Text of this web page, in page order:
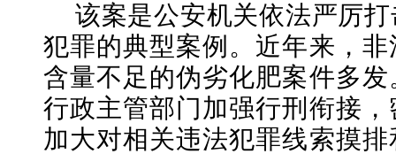
该案是公安机关依法严厉
犯罪的典型案例。近年来，
含量不足的伪劣化肥案件多
行政主管部门加强行刑衔接
加大对相关违法犯罪线索摸